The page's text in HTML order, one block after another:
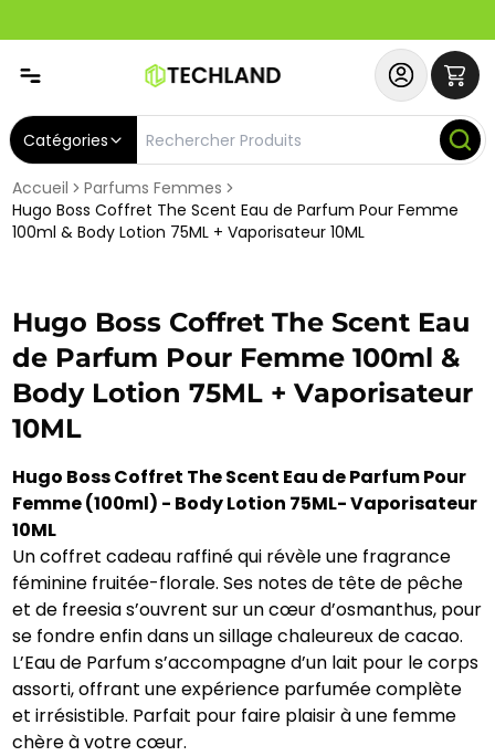
Catégories
Accueil
Parfums Femmes
Hugo Boss Coffret The Scent Eau de Parfum Pour Femme
100ml & Body Lotion 75ML + Vaporisateur 10ML
Hugo Boss Coffret The Scent Eau
de Parfum Pour Femme 100ml &
Body Lotion 75ML + Vaporisateur
10ML
Hugo Boss Coffret The Scent Eau de Parfum Pour
Femme (100ml) - Body Lotion 75ML- Vaporisateur
10ML
Un coffret cadeau raffiné qui révèle une fragrance
féminine fruitée-florale. Ses notes de tête de pêche
et de freesia s’ouvrent sur un cœur d’osmanthus, pour
se fondre enfin dans un sillage chaleureux de cacao.
L’Eau de Parfum s’accompagne d’un lait pour le corps
assorti, offrant une expérience parfumée complète
et irrésistible. Parfait pour faire plaisir à une femme
chère à votre cœur.